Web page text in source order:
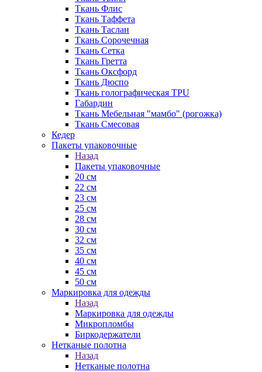
Ткань Флис
Ткань Таффета
Ткань Таслан
Ткань Сорочечная
Ткань Сетка
Ткань Гретта
Ткань Оксфорд
Ткань Дюспо
Ткань голографическая TPU
Габардин
Ткань Мебельная "мамбо" (рогожка)
Ткань Смесовая
Кедер
Пакеты упаковочные
Назад
Пакеты упаковочные
20 см
22 см
23 см
25 см
28 см
30 см
32 см
35 см
40 см
45 см
50 см
Маркировка для одежды
Назад
Маркировка для одежды
Микропломбы
Биркодержатели
Нетканые полотна
Назад
Нетканые полотна